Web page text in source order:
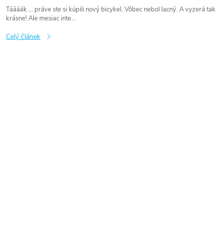
Táááák ... práve ste si kúpili nový bicykel. Vôbec nebol lacný. A vyzerá tak
krásne! Ale mesiac inte...
Celý článek